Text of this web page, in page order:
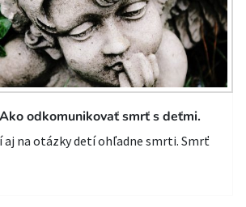
odkomunikovať smrť s deťmi.
aj na otázky detí ohľadne smrti. Smrť